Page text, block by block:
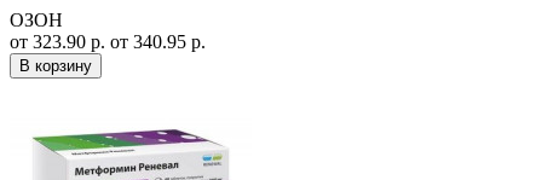
ОЗОН
от 323.90 р. от 340.95 р.
В корзину